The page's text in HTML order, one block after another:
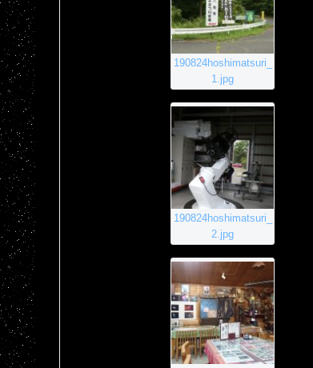
190824hoshimatsuri_
1.jpg
190824hoshimatsuri_
2.jpg